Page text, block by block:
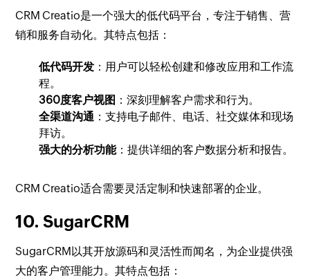
CRM Creatio是一个强大的低代码平台，专注于销售、营
销和服务自动化。其特点包括：
低代码开发 ：用户可以轻松创建和修改应用和工作流
程。
360度客户视图 ：深刻理解客户需求和行为。
全渠道沟通 ：支持电子邮件、电话、社交媒体和现场
拜访。
强大的分析功能：提供详细的客户数据分析和报告。
CRM Creatio适合需要灵活定制和快速部署的企业。
10. SugarCRM
SugarCRM以其开放源码和灵活性而闻名，为企业提供强
大的客户管理能力。其特点包括：